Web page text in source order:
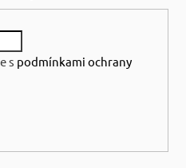
s podmínkami ochrany